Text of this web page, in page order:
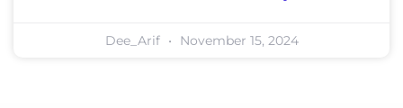
Dee_Arif November 15, 2024